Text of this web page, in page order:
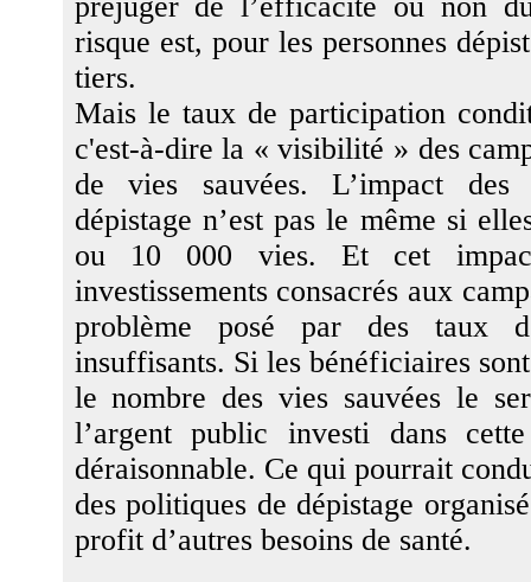
risque est, pour les personnes
tiers.
Mais le taux de participation
c'est-à-dire la « visibilité » des
de vies sauvées. L’impact des
dépistage n’est pas le même si
ou 10 000 vies. Et cet
investissements consacrés aux
problème posé par des taux
insuffisants. Si les bénéficiaires
le nombre des vies sauvées le
l’argent public investi dans
déraisonnable. Ce qui pourrait
des politiques de dépistage
profit d’autres besoins de santé.